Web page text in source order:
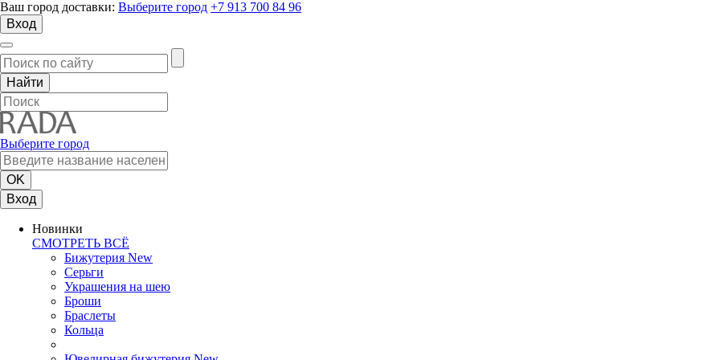
Ваш город доставки: Выберите город +7 913 700 84 96
Вход
Выберите город
Вход
Новинки
СМОТРЕТЬ ВСЁ
Бижутерия New
Серьги
Украшения на шею
Броши
Браслеты
Кольца